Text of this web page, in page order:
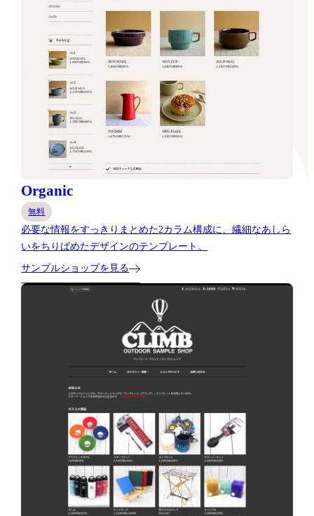
Organic
無料
必要な情報をすっきりまとめた2カラム構成に、繊細なあしら
いをちりばめたデザインのテンプレート。
サンプルショップを見る